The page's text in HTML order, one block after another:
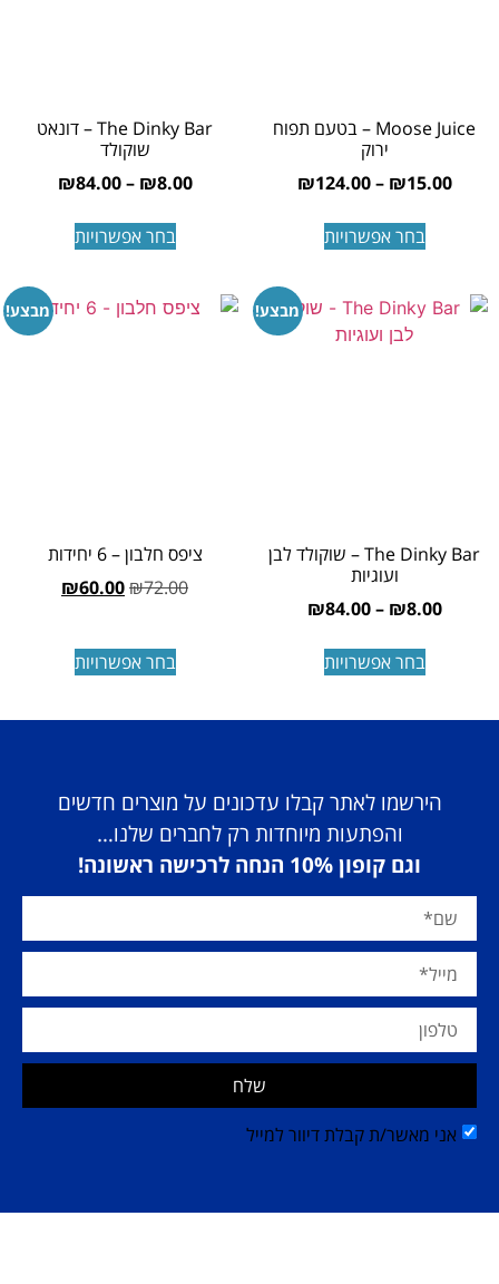
Moose Juice – בטעם תפוח
ירוק
₪15.00
–
₪124.00
בחר אפשרויות
The Dinky Bar – דונאט
שוקולד
₪8.00
–
₪84.00
בחר אפשרויות
מבצע!
The Dinky Bar – שוקולד לבן
ועוגיות
₪8.00
–
₪84.00
בחר אפשרויות
מבצע!
ציפס חלבון – 6 יחידות
₪72.00
₪60.00
בחר אפשרויות
הירשמו לאתר קבלו עדכונים על מוצרים חדשים
והפתעות מיוחדות רק לחברים שלנו…
וגם קופון 10% הנחה לרכישה ראשונה!
אני מאשר/ת קבלת דיוור למייל
שלח